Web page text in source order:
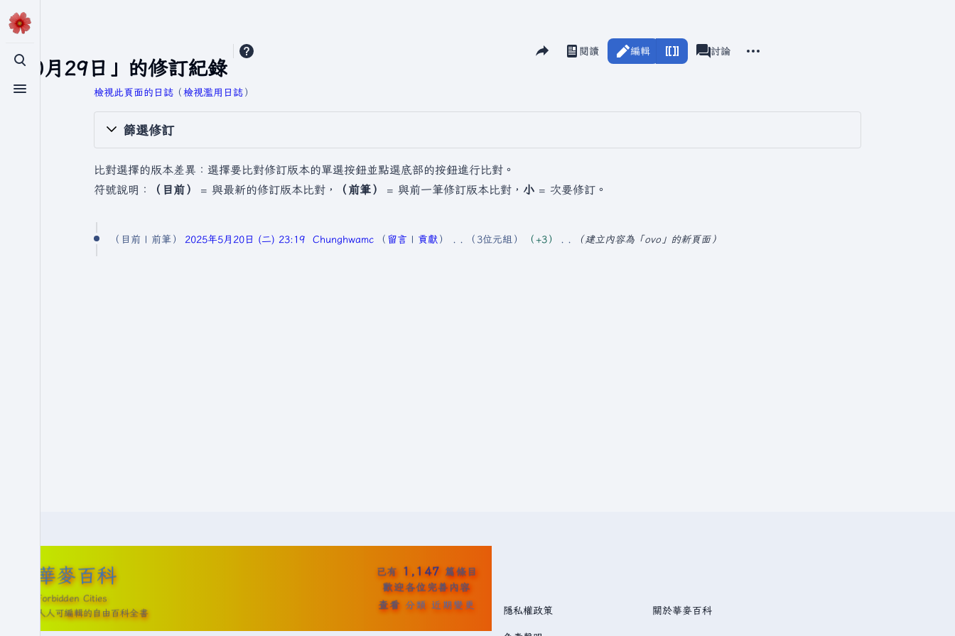
切換搜尋
切換選單
「10月29日」的修訂紀錄
分享此頁面
視圖閱讀 編輯
檢視歷史 associated-pages
頁面
討論
檢視此頁面的日誌 ​（檢視濫用日誌）
篩選修訂
比對選擇的版本差異：選擇要比對修訂版本的單選按鈕並點選底部的按鈕進行比對。
符號說明：
（目前） = 與最新的修訂版本比對， （前筆） = 與前一筆修訂版本比對， 小 = 次要修訂。
2
目前 前筆 2025年5月20日 (二) 23:19 Chunghwamc 留言 貢獻 3位元組 +3 建立內容為「ovo」的新頁面
華麥百科
Forbidden Cities
人人可編輯的自由百科全書
已有 1,147 篇條目
歡迎各位完善內容
查看 分類 近期變更 隱私權政策 關於華麥百科